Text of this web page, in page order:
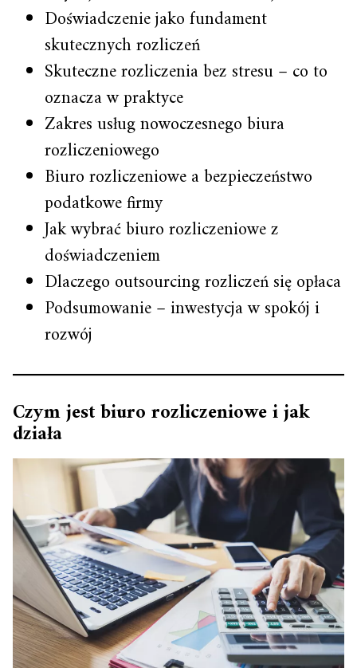
Doświadczenie jako fundament
skutecznych rozliczeń
Skuteczne rozliczenia bez stresu – co to
oznacza w praktyce
Zakres usług nowoczesnego biura
rozliczeniowego
Biuro rozliczeniowe a bezpieczeństwo
podatkowe firmy
Jak wybrać biuro rozliczeniowe z
doświadczeniem
Dlaczego outsourcing rozliczeń się opłaca
Podsumowanie – inwestycja w spokój i
rozwój
Czym jest biuro rozliczeniowe i jak
działa